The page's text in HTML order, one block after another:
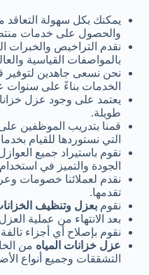
يمكنك بكل سهولة التعاقد
والحصول على خدمات
نقدم التراخيص والخبرات
بالمواصفات القياسية
نحن نسعى جاهدين لتوفير
الخدمات بناءً على سنوات
يعتمد على وجود عزل
طويلة.
قمنا بتدريب الموظفين
التي نستوردها للقيام
نقوم باستيراد جميع العوازل
الجودة والتميز في
نقدم لعملائنا خصومات
تقدمها.
نقوم بعزل وتنظيف
بعد الانتهاء من عملية
نقوم بإصلاح أي أجزاء
عزل خزانات المياه من
التشققات وجميع أنواع